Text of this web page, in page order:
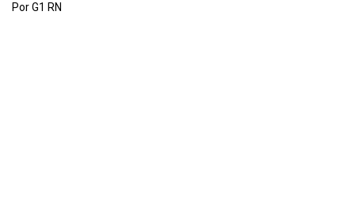
Por G1 RN